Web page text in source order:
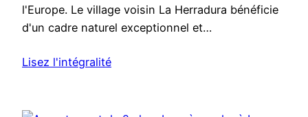
l'Europe. Le village voisin La Herradura bénéficie
d'un cadre naturel exceptionnel et…
Lisez l'intégralité